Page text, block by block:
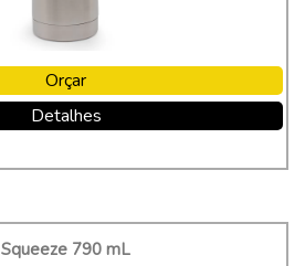
Orçar
Detalhes
Squeeze 790 mL